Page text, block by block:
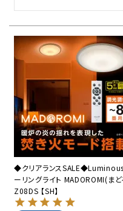
◆クリアランス
ーリングライト MADOROMI(ま
Z08DS 【SH】